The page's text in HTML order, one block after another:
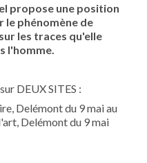
propose une position
phénomène de
les traces qu'elle
l'homme.
DEUX SITES :
Delémont du 9 mai au
Delémont du 9 mai